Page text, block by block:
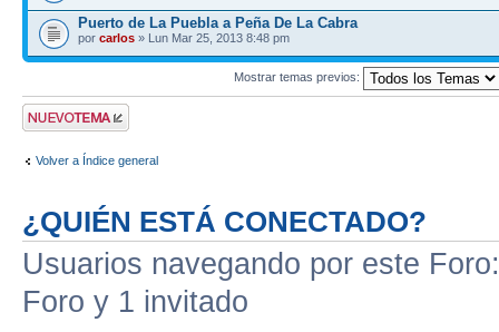
Puerto de La Puebla a Peña De La Cabra
por carlos » Lun Mar 25, 2013 8:48 pm
Mostrar temas previos:
Publicar un nuevo
tema
Volver a Índice general
¿QUIÉN ESTÁ CONECTADO?
Usuarios navegando por este
Foro y 1 invitado